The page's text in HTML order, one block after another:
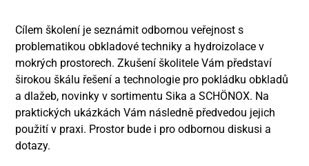
Cílem školení je seznámit odbornou veřejnost s
problematikou obkladové techniky a hydroizolace v
mokrých prostorech. Zkušení školitele Vám představí
širokou škálu řešení a technologie pro pokládku obkladů
a dlažeb, novinky v sortimentu Sika a SCHÖNOX. Na
praktických ukázkách Vám následně předvedou jejich
použití v praxi. Prostor bude i pro odbornou diskusi a
dotazy.